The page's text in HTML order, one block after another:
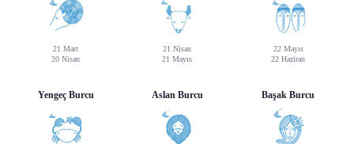
21 Mart
20 Nisan
21 Nisan
21 Mayıs
22 Mayıs
22 Haziran
Yengeç Burcu Aslan Burcu Başak Burcu